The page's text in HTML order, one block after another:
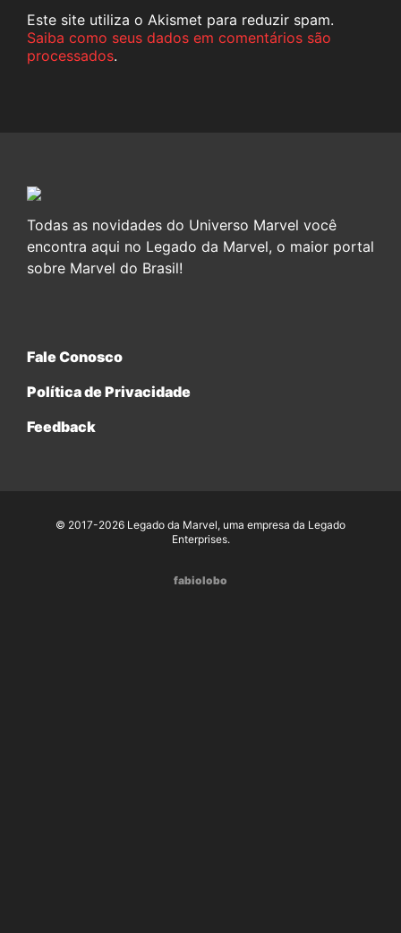
Este site utiliza o Akismet para reduzir spam.
Saiba como seus dados em comentários são
processados.
Todas as novidades do Universo Marvel você
encontra aqui no Legado da Marvel, o maior portal
sobre Marvel do Brasil!
Fale Conosco
Política de Privacidade
Feedback
© 2017-2026 Legado da Marvel, uma empresa da Legado
Enterprises.
fabiolobo